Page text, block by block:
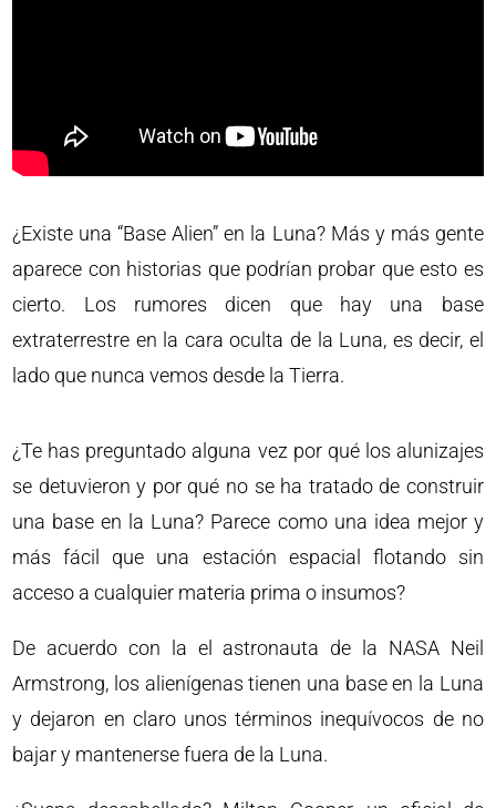
¿Existe una “Base Alien” en la Luna? Más y más gente
aparece con historias que podrían probar que esto es
cierto. Los rumores dicen que hay una base
extraterrestre en la cara oculta de la Luna, es decir, el
lado que nunca vemos desde la Tierra.
¿Te has preguntado alguna vez por qué los alunizajes
se detuvieron y por qué no se ha tratado de construir
una base en la Luna? Parece como una idea mejor y
más fácil que una estación espacial flotando sin
acceso a cualquier materia prima o insumos?
De acuerdo con la el astronauta de la NASA Neil
Armstrong, los alienígenas tienen una base en la Luna
y dejaron en claro unos términos inequívocos de no
bajar y mantenerse fuera de la Luna.